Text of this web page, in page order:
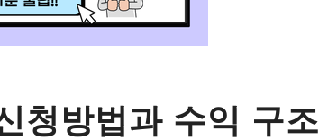
청방법과 수익 구조